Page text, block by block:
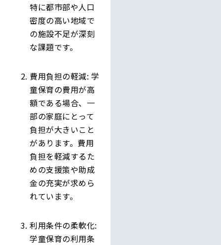
特に都市部や人口
密度の高い地域で
の施設不足が深刻
な課題です。
費用負担の軽減: 学
童保育の費用が高
額である場合、一
部の家庭にとって
負担が大きいこと
があります。費用
負担を軽減するた
めの支援策や助成
金の充実が求めら
れています。
利用条件の柔軟化:
学童保育の利用条